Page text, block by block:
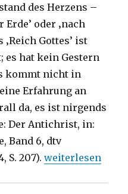
des Herzens –
Erde’ oder ‚nach
‚Reich Gottes’ ist
es hat kein Gestern
kommt nicht in
Erfahrung an
da, es ist nirgends
Der Antichrist, in:
Band 6, dtv
S. 207).„Predigt über die
weiterlesen